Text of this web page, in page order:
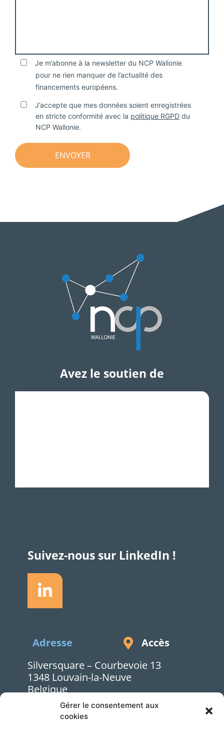
Gérer le consentement aux
cookies
Je m’abonne à la newsletter du NCP Wallonie
pour ne rien manquer de l’actualité des
financements européens.
J’accepte que mes données soient enregistrées
en stricte conformité avec la politique RGPD du
NCP Wallonie.
Avez le soutien de
Suivez-nous sur LinkedIn !
Adresse
Accès
Silversquare – Courbevoie 13
1348 Louvain-la-Neuve
Belgique